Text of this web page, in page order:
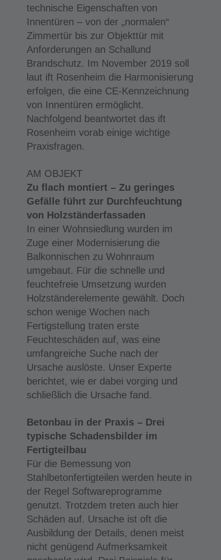
technische Eigenschaften von
Innentüren – von der „normalen“
Zimmertür bis zur Objekttür mit
Anforderungen an Schallund
Brandschutz. Im November 2019 soll
laut ift Rosenheim die Harmonisierung
erfolgen, die eine CE-Kennzeichnung
von Innentüren ermöglicht.
Nachfolgend beantwortet das ift
Rosenheim vorab einige wichtige
Praxisfragen.
AM OBJEKT
Zu flach montiert – Zu geringes
Gefälle führt zur Durchfeuchtung
von Holzständerfassaden
In einer Wohnsiedlung wurden im
Zuge einer Modernisierung die
Balkonnischen zu Wohnraum
umgebaut. Für die schnelle und
feuchtefreie Umsetzung wurden
Holzständerelemente gewählt. Doch
schon wenige Wochen nach
Fertigstellung traten erste
Feuchteschäden auf, was eine
umfangreiche Suche nach der
Ursache auslöste. Unser Experte
berichtet, wie er dabei vorging und
schließlich die Ursache fand.
Betonbau in der Praxis – Drei
typische Schadensbilder im
Fertigteilbau
Für die Bemessung von
Stahlbetonfertigteilen werden heute in
der Regel Softwareprogramme
genutzt. Trotzdem treten auch hier
Schäden auf. Ursache ist oft die
Ausbildung der Details, denen meist
nicht genügend Aufmerksamkeit